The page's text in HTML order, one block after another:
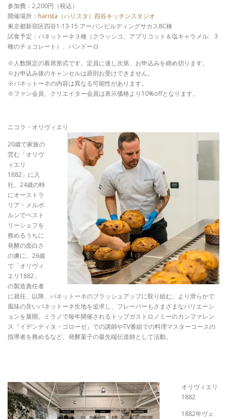
参加費： 2,200円（税込）
開催場所： harista （ハリスタ）四谷キッチンスタジオ
東京都新宿区四谷1-13-15 アーバンビルディングサカス8C棟
試食予定：パネットーネ３種（クラッシコ、アプリコット＆塩キャラメル、 3
種のチョコレート）、パンドーロ
※人数限定の着席形式です。定員に達し次第、お申込みを締め切ります。
※お申込み後のキャンセルは原則お受けできません。
※パネットーネの内容は異なる可能性があります。
※ファン会員、クリエイター会員は表示価格より10%offとなります。
ニコラ・オリヴィエリ
20歳で家族の
営む「オリヴ
ィエリ
1882」に入
社。24歳の時
にオーストラ
リア・メルボ
ルンでペスト
リーシェフを
務めるうちに
発酵の面白さ
の虜に。26歳
で「オリヴィ
エリ1882」
の製造責任者
に就任、以降、パネットーネのブラッシュアップに取り組む。より滑らかで
風味の良いパネットーネ生地を追求し、フレーバーもさまざまなバリエーシ
ョンを展開。ミラノで毎年開催されるトップガストロノミーのカンファレン
ス『イデンティタ・ゴローゼ』での講師やTV番組での料理マスターコースの
指導者を務めるなど、発酵菓子の最先端伝道師として活動。
オリヴィエリ
1882
1882年ヴェ